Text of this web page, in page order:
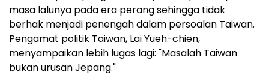
masa lalunya pada era perang sehingga tidak
berhak menjadi penengah dalam persoalan Taiwan.
Pengamat politik Taiwan, Lai Yueh-chien,
menyampaikan lebih lugas lagi: "Masalah Taiwan
bukan urusan Jepang."